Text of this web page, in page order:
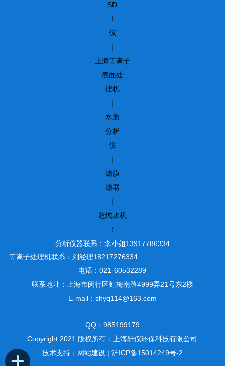
SD
I
仪
|
上海等离子
表面处
理机
|
水质
分析
仪
|
滤膜
滤器
|
超纯水机
！
分析仪器联系：李小姐13917786334
等离子处理机联系：刘经理18217276334
电话：021-60532289
联系地址：上海市闵行区虹梅南路4999弄21号东2楼
E-mail：shyq114@163.com
QQ：985199179
Copyright 2021 版权所有：上海轩仪环保科技有限公司
技术支持： 网站建设| 沪ICP备15014249号-2